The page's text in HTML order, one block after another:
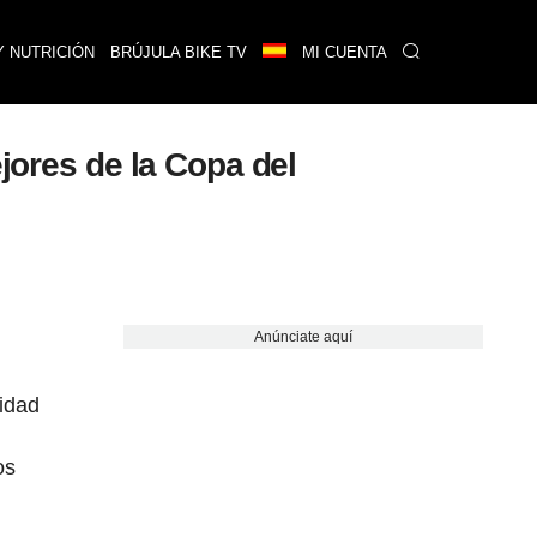
NUTRICIÓN BRÚJULA BIKE TV MI CUENTA
de la Copa del
Anúnciate aquí